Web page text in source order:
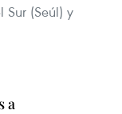
Sur (Seúl) y
a